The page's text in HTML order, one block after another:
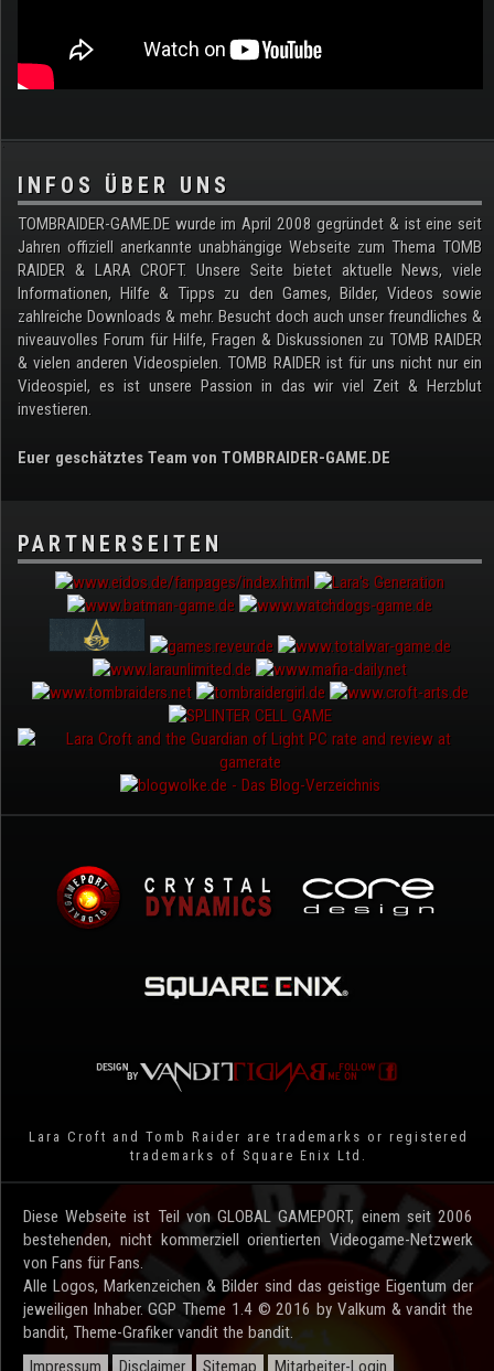
.
INFOS ÜBER UNS
TOMBRAIDER-GAME.DE wurde im April 2008 gegründet & ist eine seit
Jahren offiziell anerkannte unabhängige Webseite zum Thema TOMB
RAIDER & LARA CROFT. Unsere Seite bietet aktuelle News, viele
Informationen, Hilfe & Tipps zu den Games, Bilder, Videos sowie
zahlreiche Downloads & mehr. Besucht doch auch unser freundliches &
niveauvolles Forum für Hilfe, Fragen & Diskussionen zu TOMB RAIDER
& vielen anderen Videospielen. TOMB RAIDER ist für uns nicht nur ein
Videospiel, es ist unsere Passion in das wir viel Zeit & Herzblut
investieren.
Euer geschätztes Team von TOMBRAIDER-GAME.DE
PARTNERSEITEN
Lara Croft and Tomb Raider are trademarks or registered
trademarks of Square Enix Ltd.
Diese Webseite ist Teil von GLOBAL GAMEPORT, einem seit 2006
bestehenden, nicht kommerziell orientierten Videogame-Netzwerk
von Fans für Fans.
Alle Logos, Markenzeichen & Bilder sind das geistige Eigentum der
jeweiligen Inhaber. GGP Theme 1.4 © 2016 by Valkum & vandit the
bandit, Theme-Grafiker vandit the bandit.
Impressum
Disclaimer Sitemap Mitarbeiter-Login